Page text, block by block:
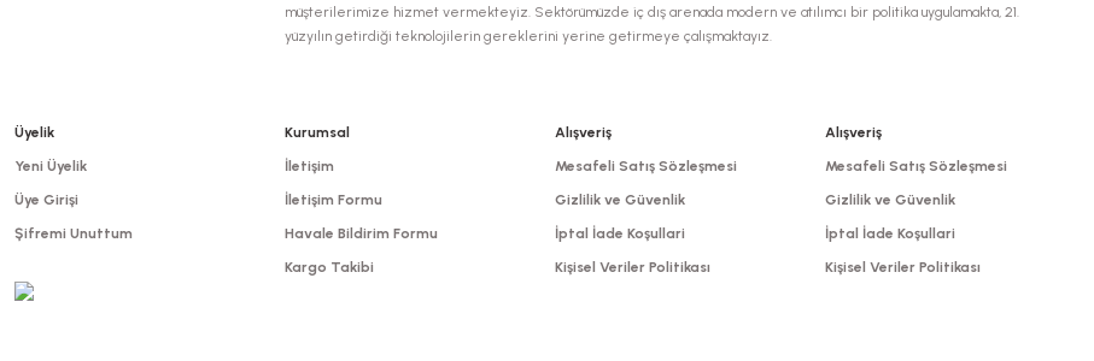
müşterilerimize hizmet vermekteyiz. Sektörümüzde iç dış arenada modern ve atılımcı bir politika uygulamakta, 21.
yüzyılın getirdiği teknolojilerin gereklerini yerine getirmeye çalışmaktayız.
Üyelik
Yeni Üyelik
Üye Girişi
Şifremi Unuttum
Kurumsal
İletişim
İletişim Formu
Havale Bildirim Formu
Kargo Takibi
Alışveriş
Mesafeli Satış Sözleşmesi
Gizlilik ve Güvenlik
İptal İade Koşullari
Kişisel Veriler Politikası
Alışveriş
Mesafeli Satış Sözleşmesi
Gizlilik ve Güvenlik
İptal İade Koşullari
Kişisel Veriler Politikası